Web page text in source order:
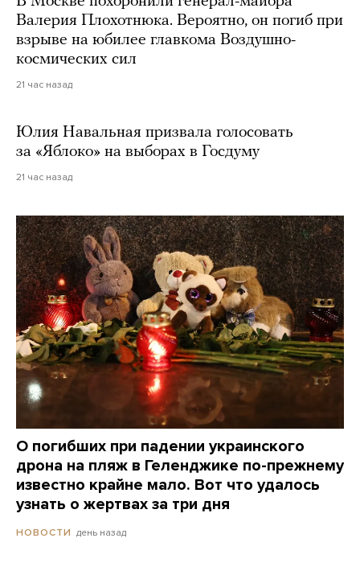
Валерия Плохотнюка. Вероятно, он погиб при
взрыве на юбилее главкома Воздушно-
космических сил
21 час назад
Юлия Навальная призвала голосовать
за «Яблоко» на выборах в Госдуму
21 час назад
О погибших при падении украинского
дрона на пляж в Геленджике по-прежнему
известно крайне мало. Вот что удалось
узнать о жертвах за три дня
НОВОСТИ день назад